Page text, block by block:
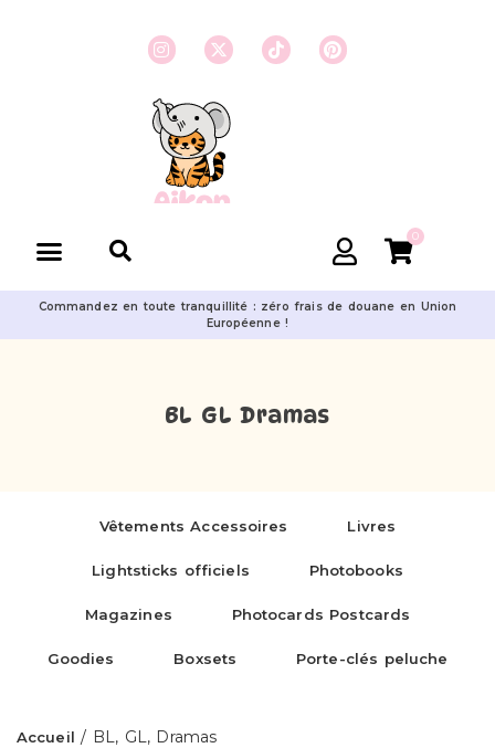
0
Commandez en toute tranquillité : zéro frais de douane en Union
Européenne !
BL GL Dramas
Vêtements Accessoires Livres
Lightsticks officiels Photobooks
Magazines Photocards Postcards
Goodies Boxsets Porte-clés peluche
Accueil / BL, GL, Dramas